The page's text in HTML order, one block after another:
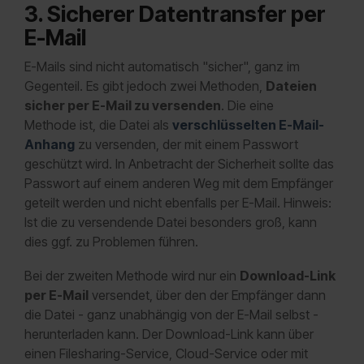
3. Sicherer Datentransfer per
E-Mail
E-Mails sind nicht automatisch "sicher", ganz im
Gegenteil. Es gibt jedoch zwei Methoden, Dateien
sicher per E-Mail zu versenden. Die eine
Methode ist, die Datei als verschlüsselten E-Mail-
Anhang zu versenden, der mit einem Passwort
geschützt wird. In Anbetracht der Sicherheit sollte das
Passwort auf einem anderen Weg mit dem Empfänger
geteilt werden und nicht ebenfalls per E-Mail. Hinweis:
Ist die zu versendende Datei besonders groß, kann
dies ggf. zu Problemen führen.
Bei der zweiten Methode wird nur ein Download-Link
per E-Mail versendet, über den der Empfänger dann
die Datei - ganz unabhängig von der E-Mail selbst -
herunterladen kann. Der Download-Link kann über
einen Filesharing-Service, Cloud-Service oder mit